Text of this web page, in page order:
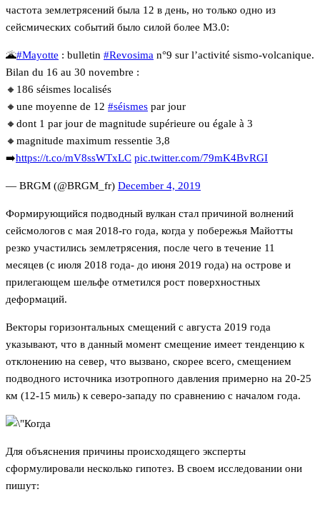
частота землетрясений была 12 в день, но только одно из
сейсмических событий было силой более М3.0:
🌋#Mayotte : bulletin #Revosima n°9 sur l’activité sismo-volcanique.
Bilan du 16 au 30 novembre :
🔸186 séismes localisés
🔸une moyenne de 12 #séismes par jour
🔸dont 1 par jour de magnitude supérieure ou égale à 3
🔸magnitude maximum ressentie 3,8
➡️https://t.co/mV8ssWTxLC pic.twitter.com/79mK4BvRGI
— BRGM (@BRGM_fr) December 4, 2019
Формирующийся подводный вулкан стал причиной волнений
сейсмологов с мая 2018-го года, когда у побережья Майотты
резко участились землетрясения, после чего в течение 11
месяцев (с июля 2018 года- до июня 2019 года) на острове и
прилегающем шельфе отметился рост поверхностных
деформаций.
Векторы горизонтальных смещений с августа 2019 года
указывают, что в данный момент смещение имеет тенденцию к
отклонению на север, что вызвано, скорее всего, смещением
подводного источника изотропного давления примерно на 20-25
км (12-15 миль) к северо-западу по сравнению с началом года.
Для объяснения причины происходящего эксперты
сформулировали несколько гипотез. В своем исследовании они
пишут: